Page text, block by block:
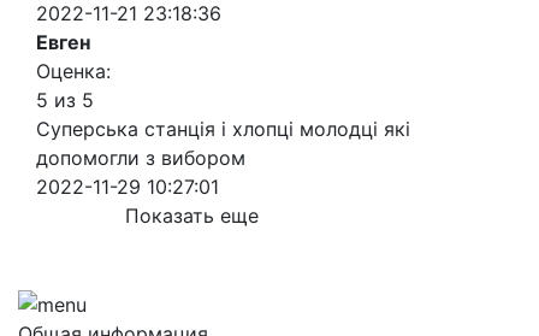
2022-11-21 23:18:36
Евген
Оценка:
5 из 5
Суперська станція і хлопці молодці які
допомогли з вибором
2022-11-29 10:27:01
Показать еще